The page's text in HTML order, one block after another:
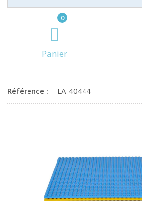
0
Panier
Référence : LA-40444